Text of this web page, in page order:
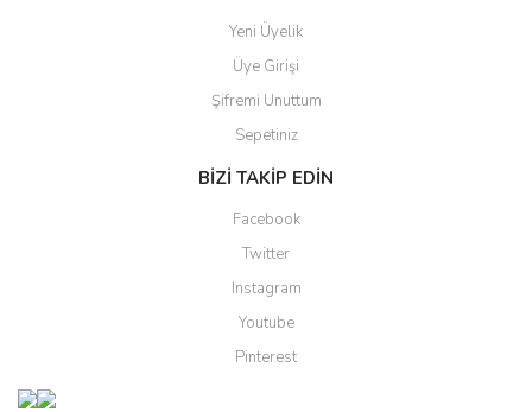
Yeni Üyelik
Üye Girişi
Şifremi Unuttum
Sepetiniz
BİZİ TAKİP EDİN
Facebook
Twitter
Instagram
Youtube
Pinterest